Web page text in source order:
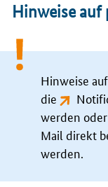
Hinweise auf
Hinweise
die
werden
Mail direkt
werden.